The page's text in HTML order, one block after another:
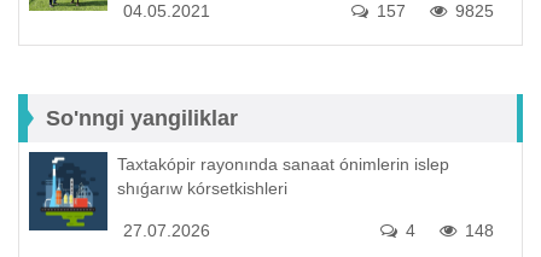
04.05.2021 9825
157
So'nngi yangiliklar
Taxtakópir rayonında sanaat ónimlerin islep
shıǵarıw kórsetkishleri
27.07.2026 148
4